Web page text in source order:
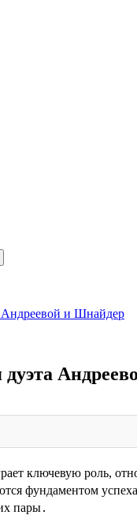
Андреевой и Шнайдер
ключевую роль,
фундаментом
пары․